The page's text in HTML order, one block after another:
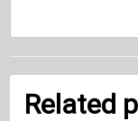
Related